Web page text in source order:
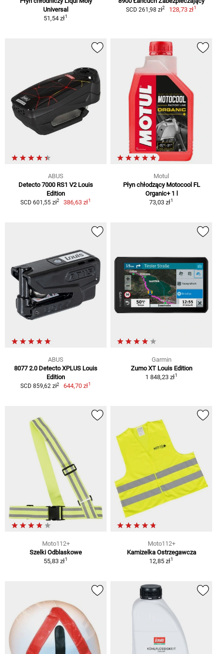
Universal
51,54 zł1
SCD 261,98 zł2 128,73 zł1
ABUS
Detecto 7000 RS1 V2 Louis
Edition
SCD 601,55 zł2 386,63 zł1
Motul
Płyn chłodzący Motocool FL
Organic+ 1 l
73,03 zł1
ABUS
8077 2.0 Detecto XPLUS Louis
Edition
SCD 859,62 zł2 644,70 zł1
Garmin
Zumo XT Louis Edition
1 848,23 zł1
Moto112+
Szelki Odblaskowe
55,83 zł1
Moto112+
Kamizelka Ostrzegawcza
12,85 zł1